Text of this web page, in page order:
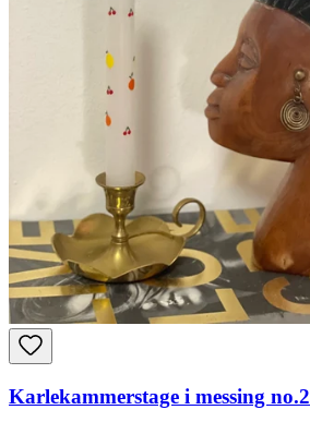
Karlekammerstage i messing no.2